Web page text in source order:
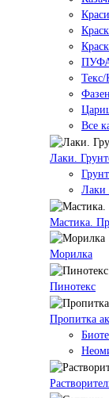
Все
Лаки.
Лаки
Мастика.
Морилка
Пинотекс
Пропитка